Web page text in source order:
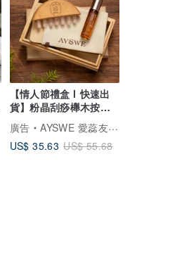
【情人節禮盒 l 快速出
貨】粉晶刮痧櫸木按摩
梳 & 舒緩滾珠精油禮
廣告
AYSWE 愛蕊友肌 - 敏弱肌的純淨保養
US$ 35.63 US$ 55.68